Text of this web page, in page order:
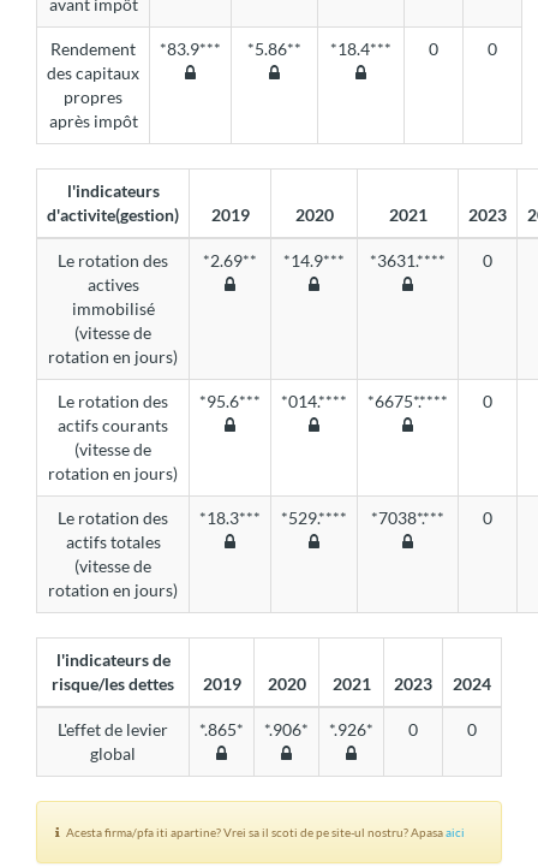
avant impôt
Rendement
des capitaux
propres
après impôt
*83.9*** *5.86** *18.4*** 0 0
l'indicateurs
d'activite(gestion)
2019 2020 2021 2023
Le rotation des
actives
immobilisé
(vitesse de
rotation en jours)
*2.69** *14.9*** *3631.**** 0
Le rotation des
actifs courants
(vitesse de
rotation en jours)
*95.6*** *014.**** *6675*.**** 0
Le rotation des
actifs totales
(vitesse de
rotation en jours)
*18.3*** *529.**** *7038*.*** 0
l'indicateurs de
risque/les dettes
2019 2020 2021 2023 2024
L'effet de levier
global
*.865* *.906* *.926* 0 0
Acesta firma/pfa iti apartine? Vrei sa il scoti de pe site-ul nostru? Apasaaici